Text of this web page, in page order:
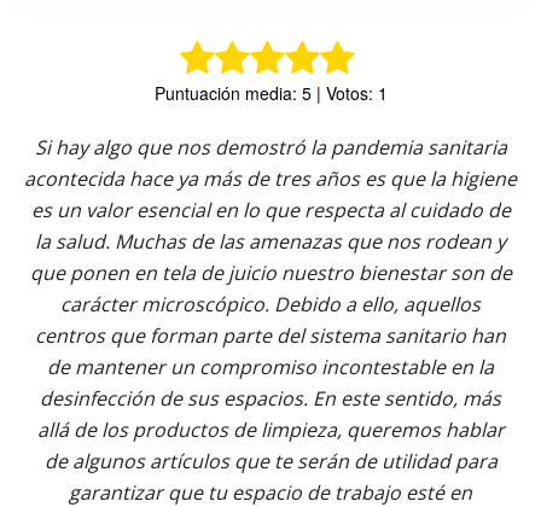
Puntuación media: 5 | Votos: 1
Si hay algo que nos demostró la pandemia sanitaria
acontecida hace ya más de tres años es que la higiene
es un valor esencial en lo que respecta al cuidado de
la salud. Muchas de las amenazas que nos rodean y
que ponen en tela de juicio nuestro bienestar son de
carácter microscópico. Debido a ello, aquellos
centros que forman parte del sistema sanitario han
de mantener un compromiso incontestable en la
desinfección de sus espacios. En este sentido, más
allá de los productos de limpieza, queremos hablar
de algunos artículos que te serán de utilidad para
garantizar que tu espacio de trabajo esté en